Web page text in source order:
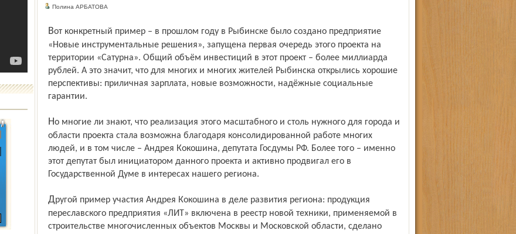
Полина АРБАТОВА
Вот конкретный пример – в прошлом году в Рыбинске было создано предприятие
«Новые инструментальные решения», запущена первая очередь этого проекта на
территории «Сатурна». Общий объём инвестиций в этот проект – более миллиарда
рублей. А это значит, что для многих и многих жителей Рыбинска открылись хорошие
перспективы: приличная зарплата, новые возможности, надёжные социальные
гарантии.
Но многие ли знают, что реализация этого масштабного и столь нужного для города и
области проекта стала возможна благодаря консолидированной работе многих
людей, и в том числе – Андрея Кокошина, депутата Госдумы РФ. Более того – именно
этот депутат был инициатором данного проекта и активно продвигал его в
Государственной Думе в интересах нашего региона.
Другой пример участия Андрея Кокошина в деле развития региона: продукция
переслав­ского предприятия «ЛИТ» включена в реестр новой техники, применяемой в
строительстве многочисленных объектов Москвы и Московской области, сделано